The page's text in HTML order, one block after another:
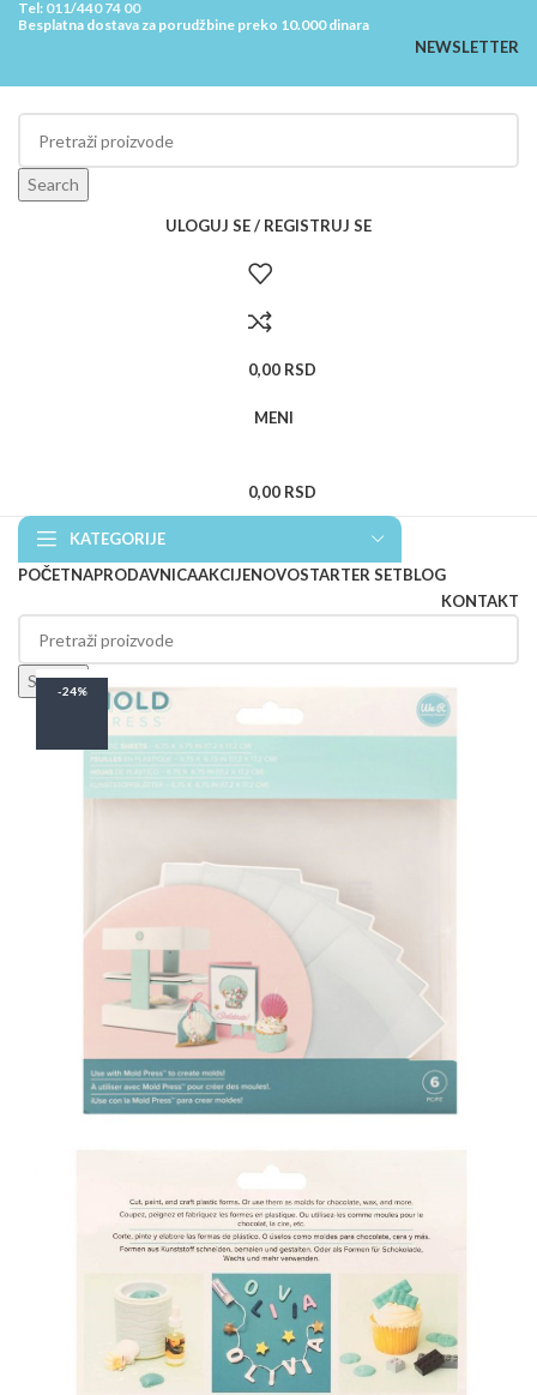
Tel: 011/440 74 00
Besplatna dostava za porudžbine preko 10.000 dinara
NEWSLETTER
Search
ULOGUJ SE / REGISTRUJ SE
0,00 RSD
MENI
0,00 RSD
KATEGORIJE
POČETNAPRODAVNICAAKCIJENOVOSTARTER SETBLOG
KONTAKT
Search
-24%